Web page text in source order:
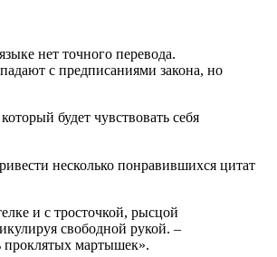
нет точного перевода.
с предписаниями закона, но
будет чувствовать себя
несколько понравившихся цитат
и с тросточкой, рысцой
свободной рукой. –
мартышек».